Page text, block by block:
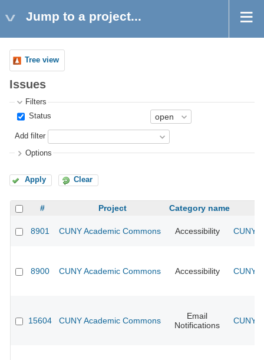
Jump to a project...
Tree view
Issues
Filters
Status
Add filter
Options
Apply Clear
# Project Category name
8901 CUNY Academic Commons Accessibility CUNY
8900 CUNY Academic Commons Accessibility CUNY
15604 CUNY Academic Commons
Email
Notifications
CUNY